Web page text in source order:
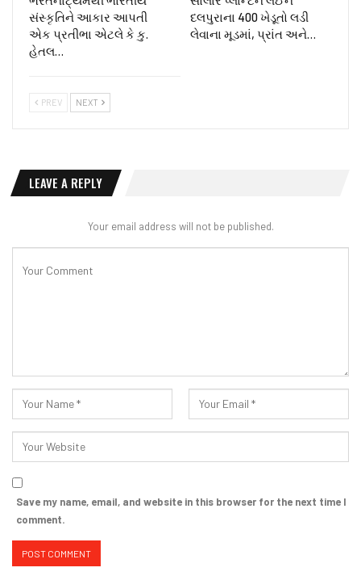
સંસ્કૃતિને આકાર આપતી
એક પ્રતીભા એટલે કે‌ કુ.
હેતલ…
દલપુરાના 400 ખેડૂતો લડી
લેવાના મૂડમાં, પ્રાંત અને…
PREV NEXT
LEAVE A REPLY
Your email address will not be published.
Save my name, email, and website in this browser for the next time I
comment.